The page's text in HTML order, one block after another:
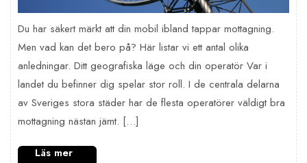
Du har säkert märkt att din mobil ibland tappar mottagning.
Men vad kan det bero på? Här listar vi ett antal olika
anledningar. Ditt geografiska läge och din operatör Var i
landet du befinner dig spelar stor roll. I de centrala delarna
av Sveriges stora städer har de flesta operatörer väldigt bra
mottagning nästan jämt. […]